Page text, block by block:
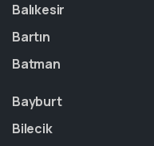
Balıkesir
Bartın
Batman
Bayburt
Bilecik